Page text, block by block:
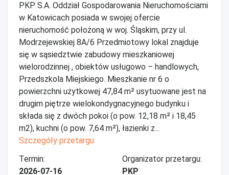
PKP S.A. Oddział Gospodarowania Nieruchomościami
w Katowicach posiada w swojej ofercie
nieruchomość położoną w woj. Śląskim, przy ul.
Modrzejewskiej 8A/6 Przedmiotowy lokal znajduje
się w sąsiedztwie zabudowy mieszkaniowej
wielorodzinnej , obiektów usługowo – handlowych,
Przedszkola Miejskiego. Mieszkanie nr 6 o
powierzchni użytkowej 47,84 m² usytuowane jest na
drugim piętrze wielokondygnacyjnego budynku i
składa się z dwóch pokoi (o pow. 12,18 m² i 18,45
m2), kuchni (o pow. 7,64 m²), łazienki z...
Szczegóły przetargu
Termin:
2026-07-16
Organizator przetargu:
PKP